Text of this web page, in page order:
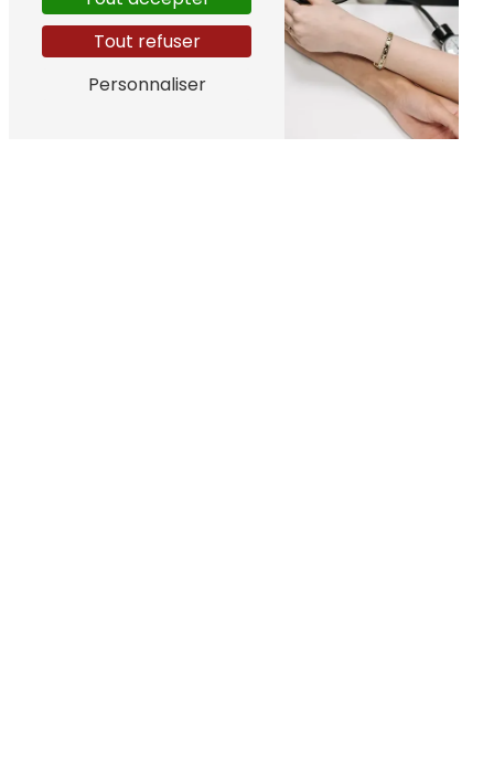
Tout refuser
Personnaliser